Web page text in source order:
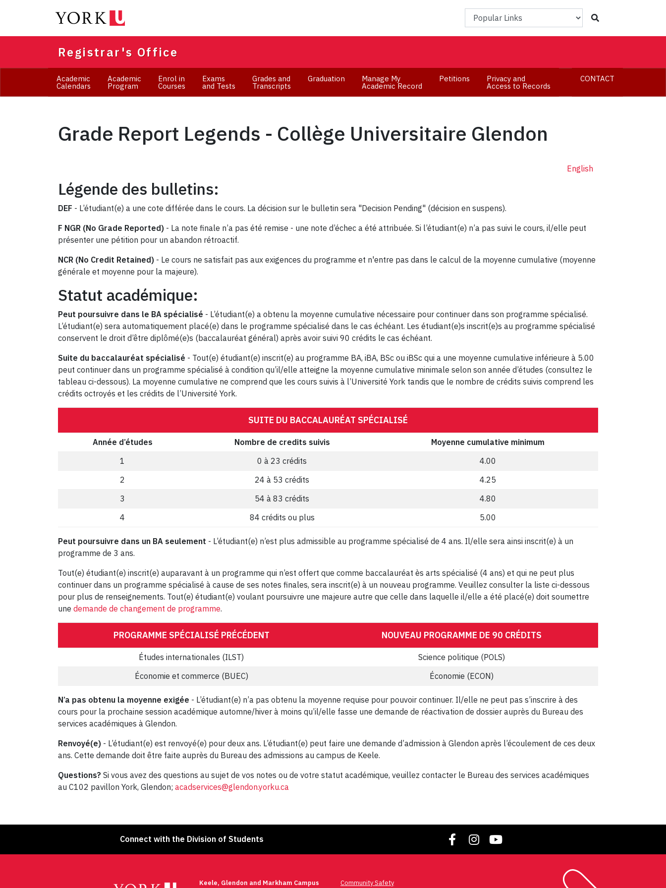
Popular Links
Registrar's Office
Academic
Calendars
Academic
Program
Enrol in
Courses
Exams
and Tests
Grades and
Transcripts
Graduation Manage My
Academic Record
Petitions Privacy and
Access to Records
CONTACT
Grade Report Legends - Collège Universitaire Glendon
English
Légende des bulletins:
DEF - L’étudiant(e) a une cote différée dans le cours. La décision sur le bulletin sera "Decision Pending" (décision en suspens).
F NGR (No Grade Reported) - La note finale n’a pas été remise - une note d’échec a été attribuée. Si l’étudiant(e) n’a pas suivi le cours, il/elle peut
présenter une pétition pour un abandon rétroactif.
NCR (No Credit Retained) - Le cours ne satisfait pas aux exigences du programme et n'entre pas dans le calcul de la moyenne cumulative (moyenne
générale et moyenne pour la majeure).
Statut académique:
Peut poursuivre dans le BA spécialisé - L’étudiant(e) a obtenu la moyenne cumulative nécessaire pour continuer dans son programme spécialisé.
L’étudiant(e) sera automatiquement placé(e) dans le programme spécialisé dans le cas échéant. Les étudiant(e)s inscrit(e)s au programme spécialisé
conservent le droit d’être diplômé(e)s (baccalauréat général) après avoir suivi 90 crédits le cas échéant.
Suite du baccalauréat spécialisé - Tout(e) étudiant(e) inscrit(e) au programme BA, iBA, BSc ou iBSc qui a une moyenne cumulative inférieure à 5.00
peut continuer dans un programme spécialisé à condition qu’il/elle atteigne la moyenne cumulative minimale selon son année d’études (consultez le
tableau ci-dessous). La moyenne cumulative ne comprend que les cours suivis à l’Université York tandis que le nombre de crédits suivis comprend les
crédits octroyés et les crédits de l’Université York.
SUITE DU BACCALAURÉAT SPÉCIALISÉ
Année d’études Nombre de credits suivis
Moyenne cumulative minimum
1
0 à 23 crédits
4.00
2
24 à 53 crédits
4.25
3
54 à 83 crédits
4.80
4
84 crédits ou plus 5.00
Peut poursuivre dans un BA seulement - L’étudiant(e) n’est plus admissible au programme spécialisé de 4 ans. Il/elle sera ainsi inscrit(e) à un
programme de 3 ans.
Tout(e) étudiant(e) inscrit(e) auparavant à un programme qui n’est offert que comme baccalauréat ès arts spécialisé (4 ans) et qui ne peut plus
continuer dans un programme spécialisé à cause de ses notes finales, sera inscrit(e) à un nouveau programme. Veuillez consulter la liste ci-dessous
pour plus de renseignements. Tout(e) étudiant(e) voulant poursuivre une majeure autre que celle dans laquelle il/elle a été placé(e) doit soumettre
une demande de changement de programme.
PROGRAMME SPÉCIALISÉ PRÉCÉDENT NOUVEAU PROGRAMME DE 90 CRÉDITS
Études internationales (ILST)
Science politique (POLS)
Économie et commerce (BUEC)
Économie (ECON)
N’a pas obtenu la moyenne exigée - L’étudiant(e) n’a pas obtenu la moyenne requise pour pouvoir continuer. Il/elle ne peut pas s’inscrire à des
cours pour la prochaine session académique automne/hiver à moins qu’il/elle fasse une demande de réactivation de dossier auprès du Bureau des
services académiques à Glendon.
Renvoyé(e) - L’étudiant(e) est renvoyé(e) pour deux ans. L’étudiant(e) peut faire une demande d’admission à Glendon après l’écoulement de ces deux
ans. Cette demande doit être faite auprès du Bureau des admissions au campus de Keele.
Questions? Si vous avez des questions au sujet de vos notes ou de votre statut académique, veuillez contacter le Bureau des services académiques
au C102 pavillon York, Glendon; acadservices@glendon.yorku.ca
Connect with the Division of Students
Keele, Glendon and Markham Campus
Community Safety